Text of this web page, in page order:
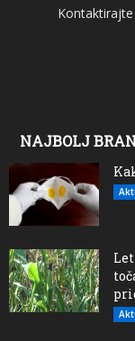
Kontaktirajte
NAJBOLJ